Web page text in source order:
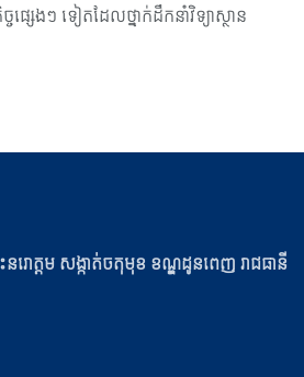
ផ្សេងៗ ទៀតដែលថ្នាក់ដឹកនាំវិទ្យាស្ថាន
រោត្ដម សង្កាត់ចតុមុខ​ ខណ្ឌដូនពេញ​ រាជធានី